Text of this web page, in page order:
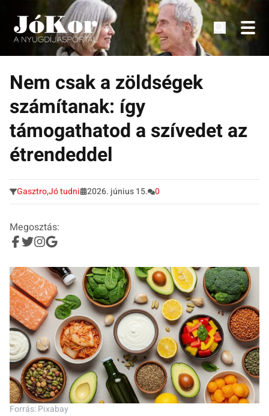
Tovább
tartalomra
Tudnivalók, érdekességek idősek számára.
Nem csak a zöldségek
számítanak: így
támogathatod a szívedet az
étrendeddel
Gasztro,Jó tudni 2026. június 15. 0
Megosztás:
Forrás: Pixabay